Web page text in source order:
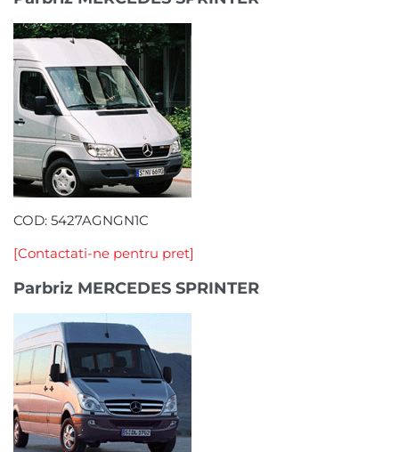
COD: 5427AGNGN1C
[Contactati-ne pentru pret]
Parbriz MERCEDES SPRINTER